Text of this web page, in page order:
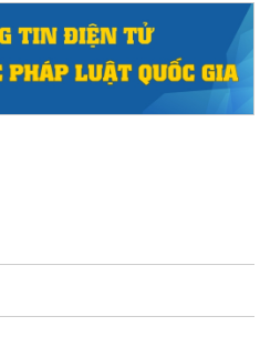
giải Cuộc thi chính luận về bảo vệ